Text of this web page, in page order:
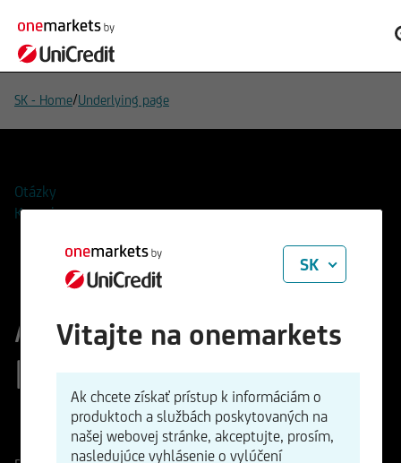
SK - Home/Underlying page
Otázky
Kontakty
Advanced Micro
Devices Inc.
US0079031078
WKN
863186
SK
Vitajte na onemarkets
Ak chcete získať prístup k informáciám o
produktoch a službách poskytovaných na
našej webovej stránke, akceptujte, prosím,
nasledujúce vyhlásenie o vylúčení